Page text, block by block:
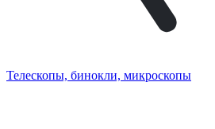
Телескопы, бинокли, микроскопы